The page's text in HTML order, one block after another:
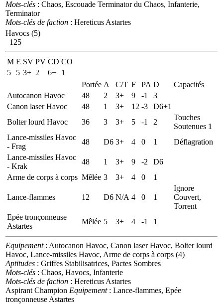
Mots-clés : Chaos, Escouade Terminator du Chaos, Infanterie,
Terminator
Mots-clés de faction : Hereticus Astartes
Havocs (5)
125
M E SV PV CD CO
5
5 3+ 2 6+
1
Portée A C/T F PA D
Capacités
Autocanon Havoc
48 2 3+ 9 -1
3
Canon laser Havoc
48 1 3+ 12 -3
D6+1
Bolter lourd Havoc
36 3 3+ 5 -1 2
Touches
Soutenues 1
Lance-missiles Havoc
- Frag
48 D6 3+ 4 0 1
Déflagration
Lance-missiles Havoc
- Krak
48 1 3+ 9 -2
D6
Arme de corps à corps Mêlée 3 3+ 4 0 1
Lance-flammes 12 D6 N/A 4 0 1
Ignore
Couvert,
Torrent
Epée tronçonneuse
Astartes
Mêlée 5 3+ 4 -1 1
Equipement: Autocanon Havoc, Canon laser Havoc, Bolter lourd
Havoc, Lance-missiles Havoc, Arme de corps à corps (4)
Aptitudes : Griffes Stabilisatrices, Pactes Sombres
Mots-clés : Chaos, Havocs, Infanterie
Mots-clés de faction : Hereticus Astartes
Aspirant Champion Equipement: Lance-flammes, Epée
tronçonneuse Astartes